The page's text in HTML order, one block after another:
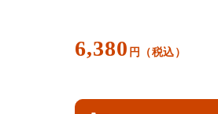
6,380 円（税込）